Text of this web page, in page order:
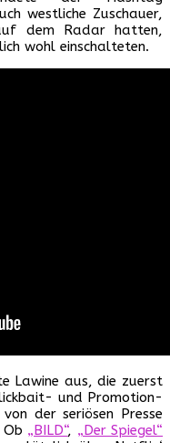
westliche Zuschauer,
dem Radar hatten,
wohl einschalteten.
Lawine aus, die zuerst
und Promotion-
der seriösen Presse
„BILD“, „Der Spiegel“